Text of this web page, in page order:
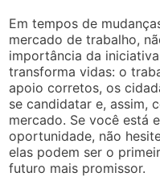
Em tempos de
mercado de trabalho,
importância da
transforma vidas: o
apoio corretos, os
se candidatar e, assim,
mercado. Se você está
oportunidade, não
elas podem ser o
futuro mais promissor.